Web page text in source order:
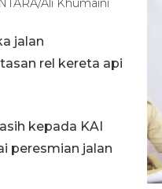
Ali Khumaini
jalan
rel kereta api
kepada KAI
peresmian jalan